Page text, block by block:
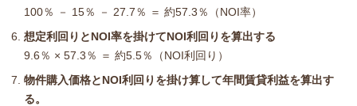
100％ － 15％ － 27.7％ ＝ 約57.3％（NOI率）
想定利回りとNOI率を掛けてNOI利回りを算出する
9.6％ × 57.3％ ＝ 約5.5％（NOI利回り）
物件購入価格とNOI利回りを掛け算して年間賃貸利益を算出す
る。